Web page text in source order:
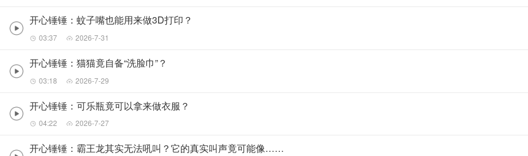
开心锤锤：蚊子嘴也能用来做3D打印？
03:37 2026-7-31
开心锤锤：猫猫竟自备“洗脸巾”？
03:18 2026-7-29
开心锤锤：可乐瓶竟可以拿来做衣服？
04:22 2026-7-27
开心锤锤：霸王龙其实无法吼叫？它的真实叫声竟可能像……